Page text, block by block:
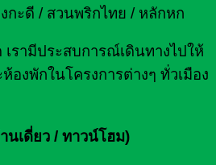
กะดี / สวนพริกไทย / หลักหก
รามีประสบการณ์เดินทางไปให้
องพักในโครงการต่างๆ ทั่วเมือง
เดี่ยว / ทาวน์โฮม)